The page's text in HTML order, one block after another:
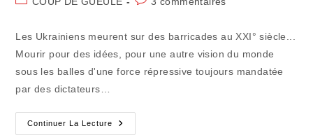
Les Ukrainiens meurent sur des barricades au XXI° siècle...
Mourir pour des idées, pour une autre vision du monde
sous les balles d'une force répressive toujours mandatée
par des dictateurs…
Continuer La Lecture
Ukraine
: